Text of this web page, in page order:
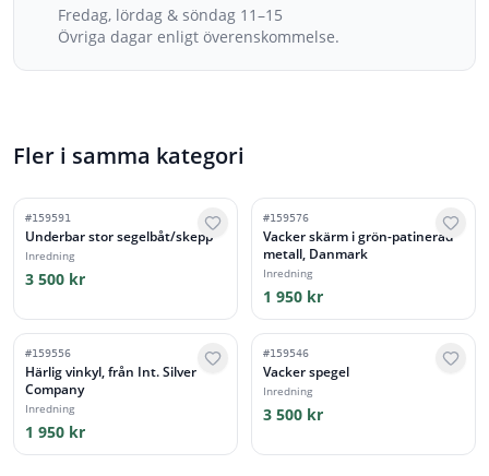
Fredag, lördag & söndag 11–15
Övriga dagar enligt överenskommelse.
Fler i samma kategori
#159591
Underbar stor segelbåt/skepp
Inredning
3 500 kr
#159576
Vacker skärm i grön-patinerad
metall, Danmark
Inredning
1 950 kr
#159556
Härlig vinkyl, från Int. Silver
Company
Inredning
1 950 kr
#159546
Vacker spegel
Inredning
3 500 kr